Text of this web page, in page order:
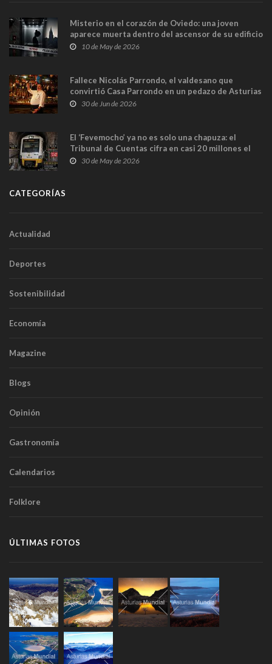
Misterio en el corazón de Oviedo: una joven
aparece muerta dentro del ascensor de su edificio
y las cámaras captan sus últimos minutos
10 de May de 2026
Fallece Nicolás Parrondo, el valdesano que
convirtió Casa Parrondo en un pedazo de Asturias
en Madrid
30 de Jun de 2026
El ‘Fevemocho’ ya no es solo una chapuza: el
Tribunal de Cuentas cifra en casi 20 millones el
sobrecoste de los trenes que no cabían por los
30 de May de 2026
CATEGORÍAS
Actualidad
Deportes
Sostenibilidad
Economía
Magazine
Blogs
Opinión
Gastronomía
Calendarios
Folklore
ÚLTIMAS FOTOS